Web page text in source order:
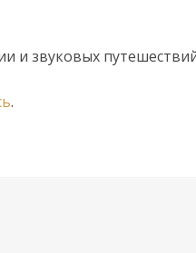
и звуковых
.